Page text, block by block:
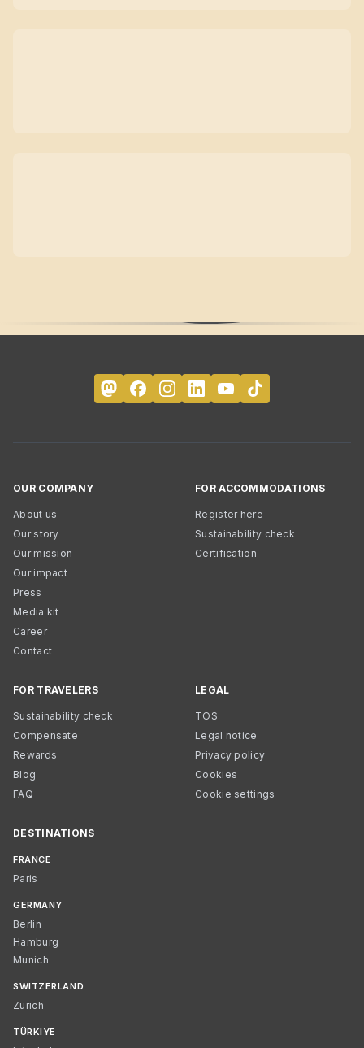
OUR COMPANY
About us
Our story
Our mission
Our impact
Press
Media kit
Career
Contact
FOR ACCOMMODATIONS
Register here
Sustainability check
Certification
FOR TRAVELERS
Sustainability check
Compensate
Rewards
Blog
FAQ
LEGAL
TOS
Legal notice
Privacy policy
Cookies
Cookie settings
DESTINATIONS
FRANCE
Paris
GERMANY
Berlin
Hamburg
Munich
SWITZERLAND
Zurich
TÜRKIYE